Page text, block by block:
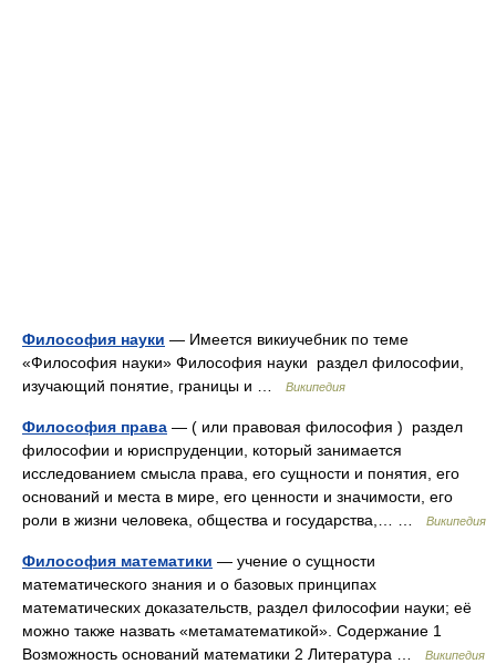
Философия науки — Имеется викиучебник по теме
«Философия науки» Философия науки раздел философии,
изучающий понятие, границы и …
Википедия
Философия права — ( или правовая философия ) раздел
философии и юриспруденции, который занимается
исследованием смысла права, его сущности и понятия, его
оснований и места в мире, его ценности и значимости, его
роли в жизни человека, общества и государства,… …
Википедия
Философия математики — учение о сущности
математического знания и о базовых принципах
математических доказательств, раздел философии науки; её
можно также назвать «метаматематикой». Содержание 1
Возможность оснований математики 2 Литература …
Википедия